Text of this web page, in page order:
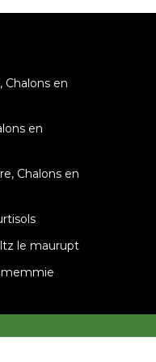
en
en
Chalons en
le maurupt
memmie